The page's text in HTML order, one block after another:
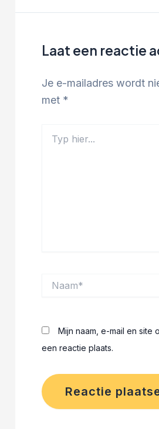
Laat een reactie
Je e-mailadres wordt
met *
hier...
Mijn naam, e-mail en
een reactie plaats.